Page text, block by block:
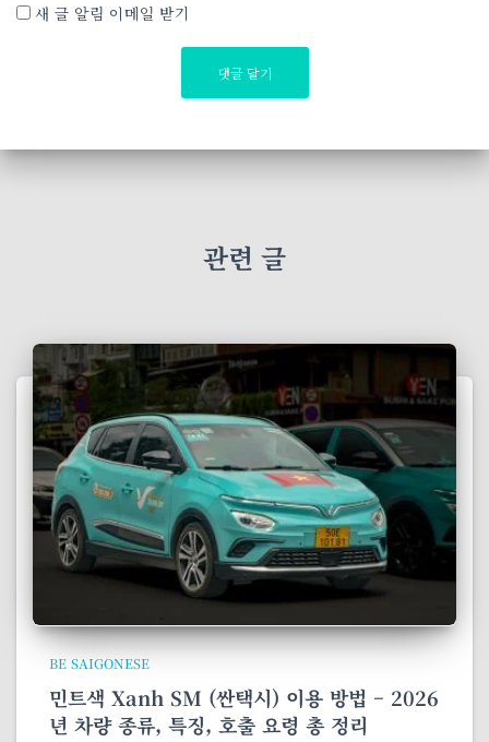
새 글 알림 이메일 받기
관련 글
BE SAIGONESE
민트색 Xanh SM (싼택시) 이용 방법 – 2026
년 차량 종류, 특징, 호출 요령 총 정리